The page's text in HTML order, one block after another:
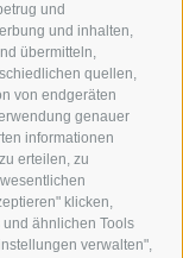
und
und inhalten,
übermitteln,
quellen,
von endgeräten
genauer
informationen
erteilen, zu
klicken,
ähnlichen Tools
verwalten",